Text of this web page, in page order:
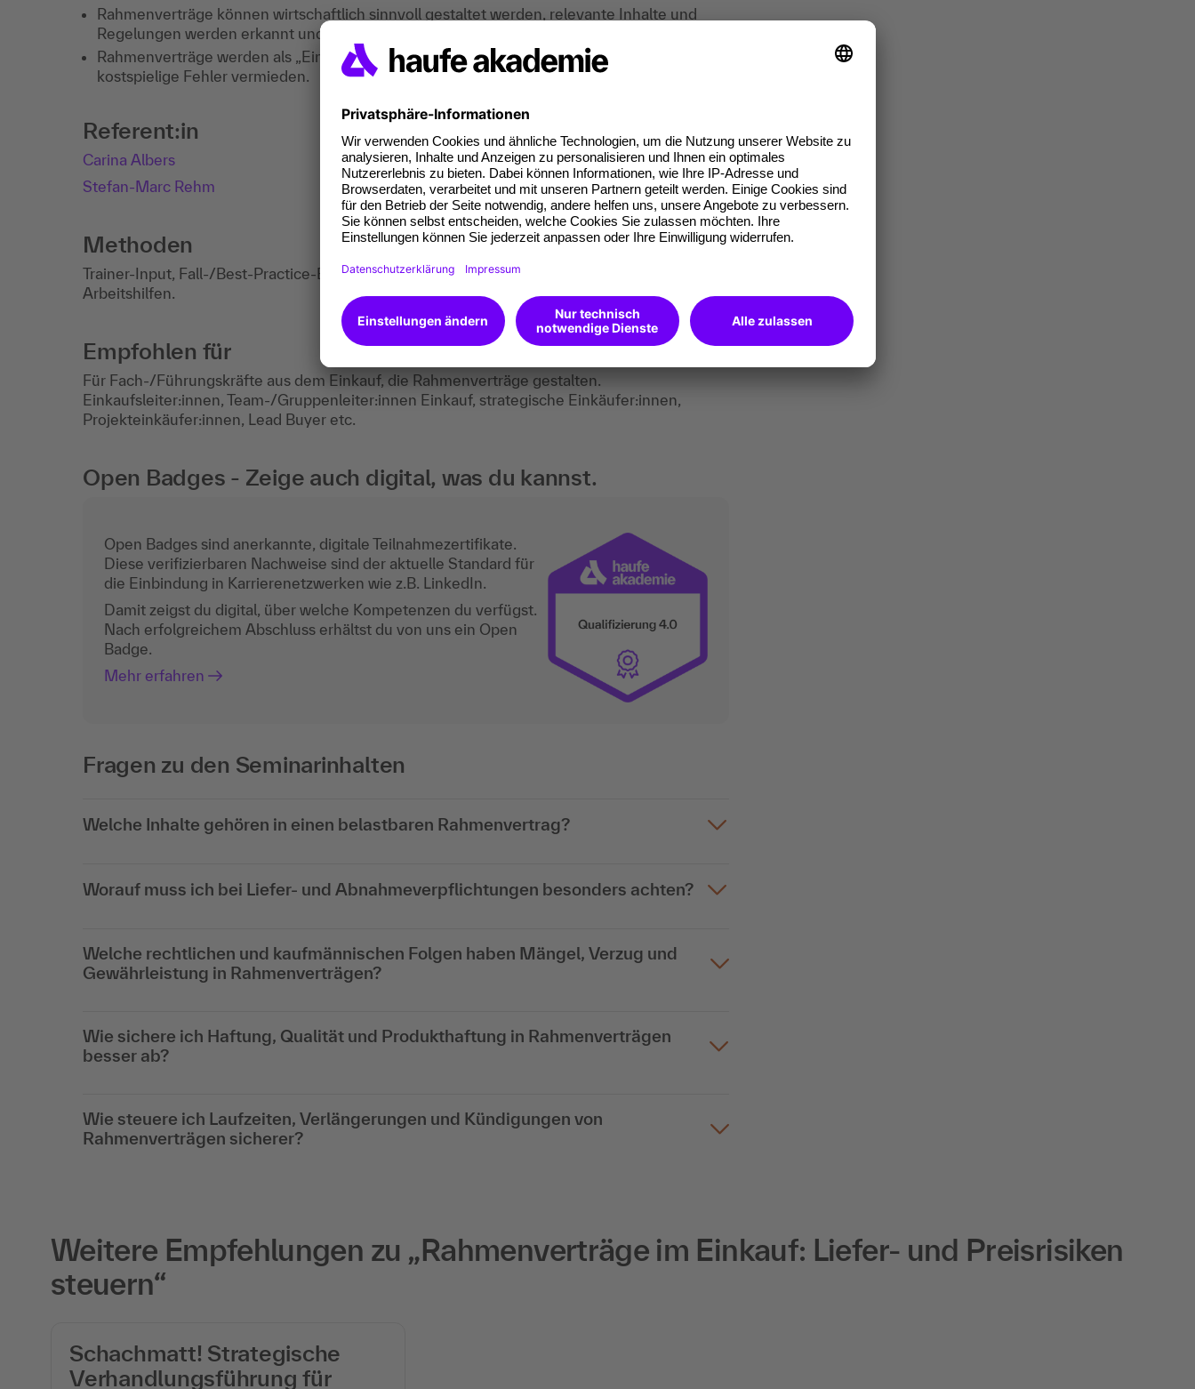
Rahmenverträge können wirtschaftlich sinnvoll gestaltet werden, relevante Inhalte und
Regelungen werden erkannt und deren Auswirkungen auf den Einkauf bewertet.
Rahmenverträge werden als „Einkaufshebel" eingesetzt, Risiken gezielt gesteuert und
kostspielige Fehler vermieden.
Referent:in
Carina Albers
Stefan-Marc Rehm
Methoden
Trainer-Input, Fall-/Best-Practice-Beispiele, Übungen, Diskussion, Erfahrungsaustausch,
Arbeitshilfen.
Empfohlen für
Für Fach-/Führungskräfte aus dem Einkauf, die Rahmenverträge gestalten.
Einkaufsleiter:innen, Team-/Gruppenleiter:innen Einkauf, strategische Einkäufer:innen,
Projekteinkäufer:innen, Lead Buyer etc.
Open Badges - Zeige auch digital, was du kannst.
Open Badges sind anerkannte, digitale Teilnahmezertifikate.
Diese verifizierbaren Nachweise sind der aktuelle Standard für
die Einbindung in Karrierenetzwerken wie z.B. LinkedIn.
Damit zeigst du digital, über welche Kompetenzen du verfügst.
Nach erfolgreichem Abschluss erhältst du von uns ein Open
Badge.
Mehr erfahren
Fragen zu den Seminarinhalten
Welche Inhalte gehören in einen belastbaren Rahmenvertrag?
Worauf muss ich bei Liefer- und Abnahmeverpflichtungen besonders achten?
Welche rechtlichen und kaufmännischen Folgen haben Mängel, Verzug und
Gewährleistung in Rahmenverträgen?
Wie sichere ich Haftung, Qualität und Produkthaftung in Rahmenverträgen
besser ab?
Wie steuere ich Laufzeiten, Verlängerungen und Kündigungen von
Rahmenverträgen sicherer?
Weitere Empfehlungen zu „Rahmenverträge im Einkauf: Liefer- und Preisrisiken
steuern“
Schachmatt! Strategische
Verhandlungsführung für